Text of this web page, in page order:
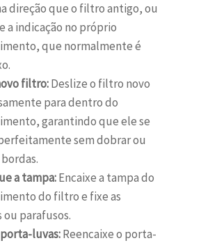
direção que o filtro antigo, ou
a indicação no próprio
que normalmente é
filtro:Deslize o filtro novo
para dentro do
garantindo que ele se
sem dobrar ou
a tampa:Encaixe a tampa do
do filtro e fixe as
ou parafusos.
luvas:Reencaixe o porta-